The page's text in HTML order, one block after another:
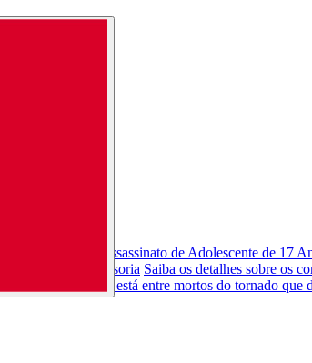
veja o vídeo
Assassinato de Adolescente de 17
no Rio, diz Defensoria Saiba os detalhes sobre os
de 14 anos está entre mortos do tornado que